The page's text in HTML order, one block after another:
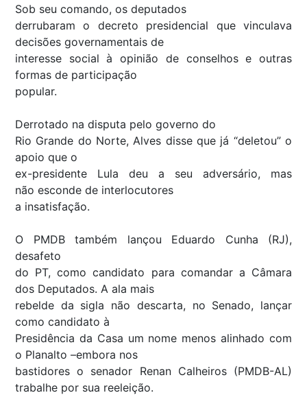
Sob seu comando, os deputados
derrubaram o decreto presidencial que vinculava
decisões governamentais de
interesse social à opinião de conselhos e outras
formas de participação
popular.
Derrotado na disputa pelo governo do
Rio Grande do Norte, Alves disse que já “deletou” o
apoio que o
ex-presidente Lula deu a seu adversário, mas
não esconde de interlocutores
a insatisfação.
O PMDB também lançou Eduardo Cunha (RJ),
desafeto
do PT, como candidato para comandar a Câmara
dos Deputados. A ala mais
rebelde da sigla não descarta, no Senado, lançar
como candidato à
Presidência da Casa um nome menos alinhado com
o Planalto –embora nos
bastidores o senador Renan Calheiros (PMDB-AL)
trabalhe por sua reeleição.